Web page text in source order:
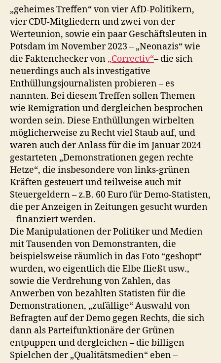
„geheimes Treffen“ von vier AfD-Politikern,
vier CDU-Mitgliedern und zwei von der
Werteunion, sowie ein paar Geschäftsleuten in
Potsdam im November 2023 – „Neonazis“ wie
die Faktenchecker von „Correctiv“– die sich
neuerdings auch als investigative
Enthüllungsjournalisten probieren – es
nannten. Bei diesem Treffen sollen Themen
wie Remigration und dergleichen besprochen
worden sein. Diese Enthüllungen wirbelten
möglicherweise zu Recht viel Staub auf, und
waren auch der Anlass für die im Januar 2024
gestarteten „Demonstrationen gegen rechte
Hetze“, die insbesondere von links-grünen
Kräften gesteuert und teilweise auch mit
Steuergeldern – z.B. 60 Euro für Demo-Statisten,
die per Anzeigen in Zeitungen gesucht wurden
– finanziert werden.
Die Manipulationen der Politiker und Medien
mit Tausenden von Demonstranten, die
beispielsweise räumlich in das Foto “geshopt“
wurden, wo eigentlich die Elbe fließt usw.,
sowie die Verdrehung von Zahlen, das
Anwerben von bezahlten Statisten für die
Demonstrationen, „zufällige“ Auswahl von
Befragten auf der Demo gegen Rechts, die sich
dann als Parteifunktionäre der Grünen
entpuppen und dergleichen – die billigen
Spielchen der „Qualitätsmedien“ eben –